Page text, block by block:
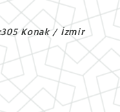
Konak / İzmir